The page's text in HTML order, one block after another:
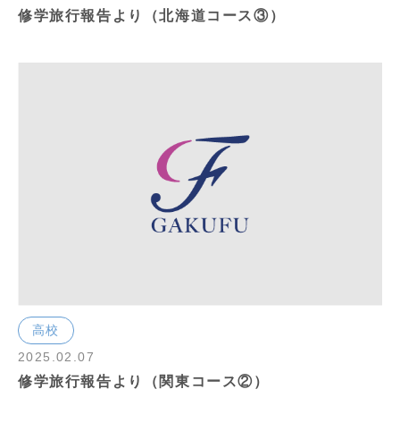
修学旅行報告より（北海道コース③）
高校
2025.02.07
修学旅行報告より（関東コース②）